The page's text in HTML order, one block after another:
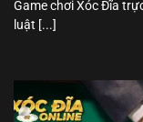
Game chơi Xóc Đĩa
luật [...]